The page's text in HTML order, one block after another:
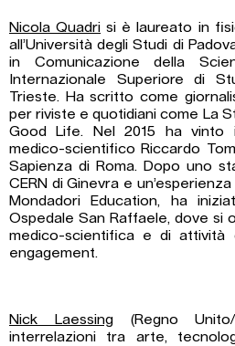
Nicola Quadri si è laureato in
all’Università degli Studi di
in Comunicazione della
Internazionale Superiore di
Trieste. Ha scritto come
per riviste e quotidiani come La
Good Life. Nel 2015 ha vinto
medico-scientifico Riccardo
Sapienza di Roma. Dopo uno
CERN di Ginevra e
Mondadori Education, ha
Ospedale San Raffaele, dove si
medico-scientifica e di attività
engagement.
Nick Laessing(Regno Unito/
interrelazioni tra arte,